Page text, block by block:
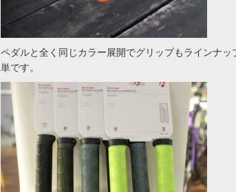
ペダルと全く同じカラー展開でグリップもラインナ
単です。